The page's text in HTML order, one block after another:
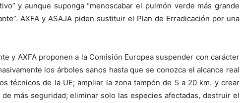
y aunque suponga “menoscabar el pulmón verde más grande
AXFA y ASAJA piden sustituir el Plan de Erradicación por una
y AXFA proponen a la Comisión Europea suspender con carácter
los árboles sanos hasta que se conozca el alcance real
técnicos de la UE; ampliar la zona tampón de 5 a 20 km. y crear
más seguridad; eliminar solo las especies afectadas, destruir el